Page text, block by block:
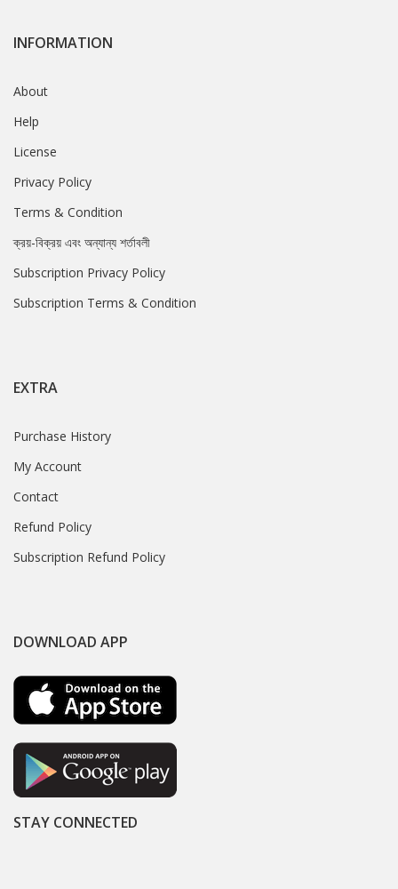
INFORMATION
About
Help
License
Privacy Policy
Terms & Condition
ক্রয়-বিক্রয় এবং অন্যান্য শর্তাবলী
Subscription Privacy Policy
Subscription Terms & Condition
EXTRA
Purchase History
My Account
Contact
Refund Policy
Subscription Refund Policy
DOWNLOAD APP
STAY CONNECTED